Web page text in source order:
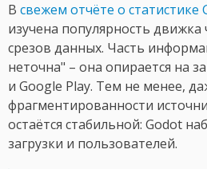
В свежем отчёте о статистике
изучена популярность движка
срезов данных. Часть
неточна" – она опирается на
и Google Play. Тем не менее,
фрагментированности
остаётся стабильной: Godot
загрузки и пользователей.